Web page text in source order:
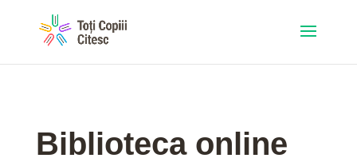
Biblioteca online